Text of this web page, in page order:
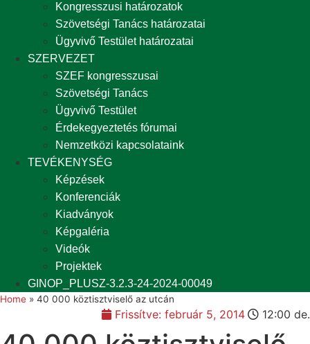
Kongresszusi határozatok
Szövetségi Tanács határozatai
Ügyvivő Testület határozatai
SZERVEZET
SZEF kongresszusai
Szövetségi Tanács
Ügyvivő Testület
Érdekegyeztetés fórumai
Nemzetközi kapcsolataink
TEVÉKENYSÉG
Képzések
Konferenciák
Kiadványok
Képgaléria
Videók
Projektek
GINOP_PLUSZ-3.2.3-24-2024-00049
Home » 40 000 köztisztviselő az utcán
Frissítve: február 5, 2014 12:00 de.